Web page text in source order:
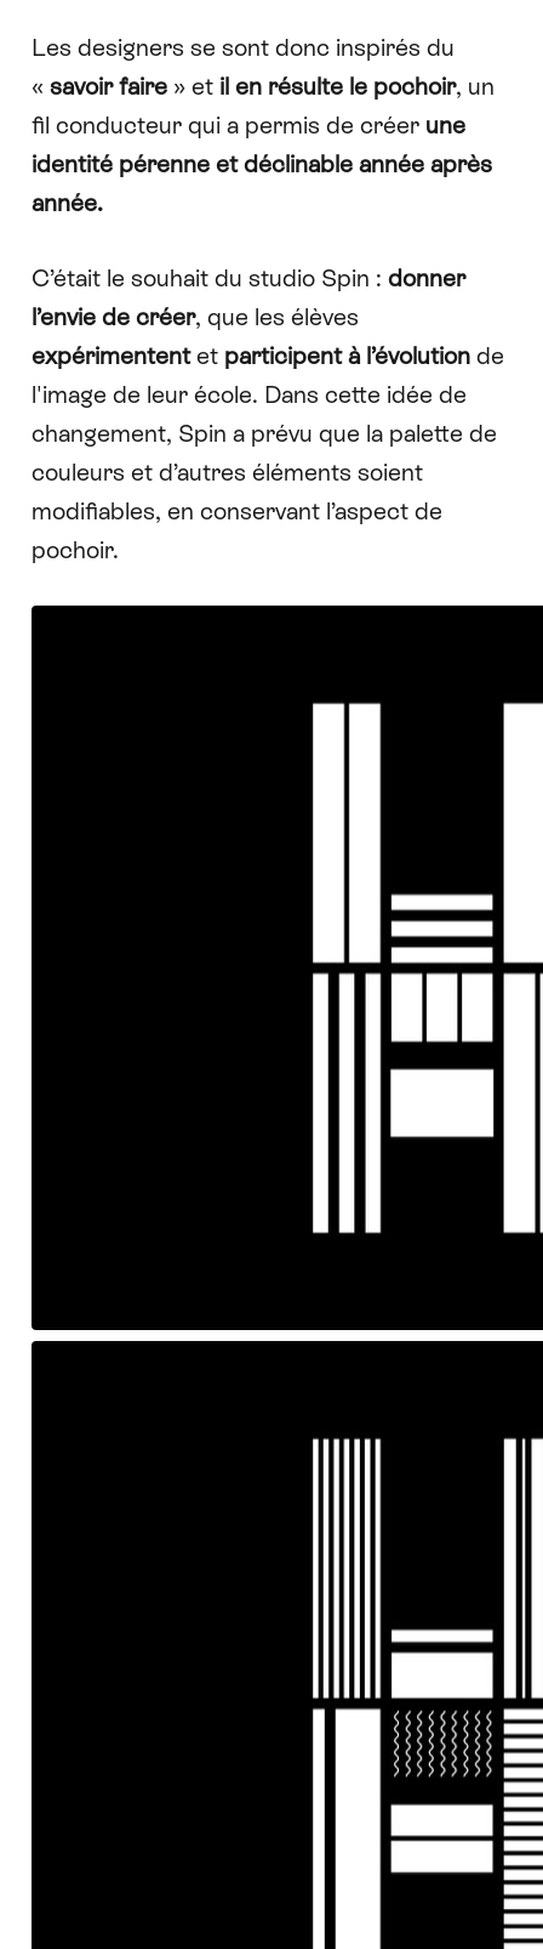
Les designers se sont donc inspirés du
« savoir faire» et il en résulte le pochoir, un
fil conducteur qui a permis de créer une
identité pérenne et déclinable année après
année.
C’était le souhait du studio Spin : donner
l’envie de créer, que les élèves
expérimententet participent à l’évolutionde
l'image de leur école. Dans cette idée de
changement, Spin a prévu que la palette de
couleurs et d’autres éléments soient
modifiables, en conservant l’aspect de
pochoir.